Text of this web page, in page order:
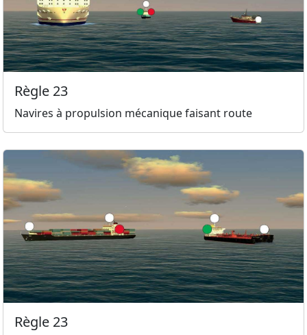
Règle 23
Navires à propulsion mécanique faisant route
Règle 23